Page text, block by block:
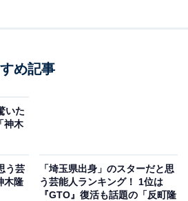
でしているイメージ」（20代女
め記事
いた
神木
う芸
木隆
「埼玉県出身」のスターだと思
う芸能人ランキング！ 1位は
『GTO』復活も話題の「反町隆